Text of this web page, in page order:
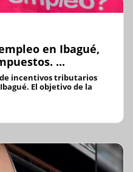
en Ibagué,
...
incentivos tributarios
El objetivo de la